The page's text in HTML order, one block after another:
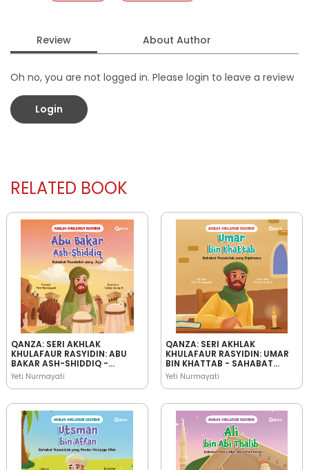
Review About Author
Oh no, you are not logged in. Please login to leave a review
Login
RELATED BOOK
QANZA: SERI AKHLAK
KHULAFAUR RASYIDIN: ABU
BAKAR ASH-SHIDDIQ -
SAHABAT RASULULLAH YANG
JUJUR
Yeti Nurmayati
QANZA: SERI AKHLAK
KHULAFAUR RASYIDIN: UMAR
BIN KHATTAB - SAHABAT
RASULULLAH YANG
BIJAKSANA
Yeti Nurmayati